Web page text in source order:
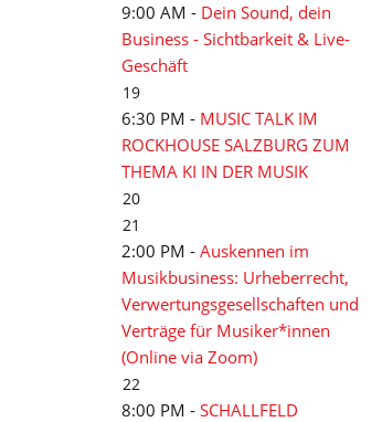
9:00 AM - Dein Sound, dein
Business - Sichtbarkeit & Live-
Geschäft
19
6:30 PM - MUSIC TALK IM
ROCKHOUSE SALZBURG ZUM
THEMA KI IN DER MUSIK
20
21
2:00 PM - Auskennen im
Musikbusiness: Urheberrecht,
Verwertungsgesellschaften und
Verträge für Musiker*innen
(Online via Zoom)
22
8:00 PM - SCHALLFELD